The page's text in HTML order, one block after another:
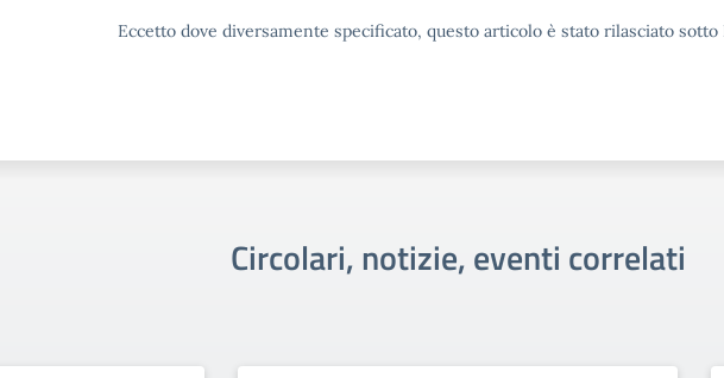
Eccetto dove diversamente specificato, questo articolo è stato rilasciato
Circolari, notizie, eventi correlati